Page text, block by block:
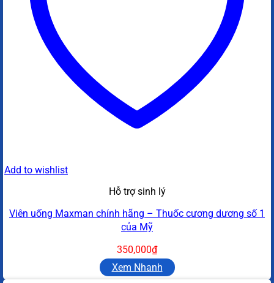
Add to wishlist
Hỗ trợ sinh lý
Viên uống Maxman chính hãng – Thuốc cương dương số 1
của Mỹ
350,000₫
Xem Nhanh